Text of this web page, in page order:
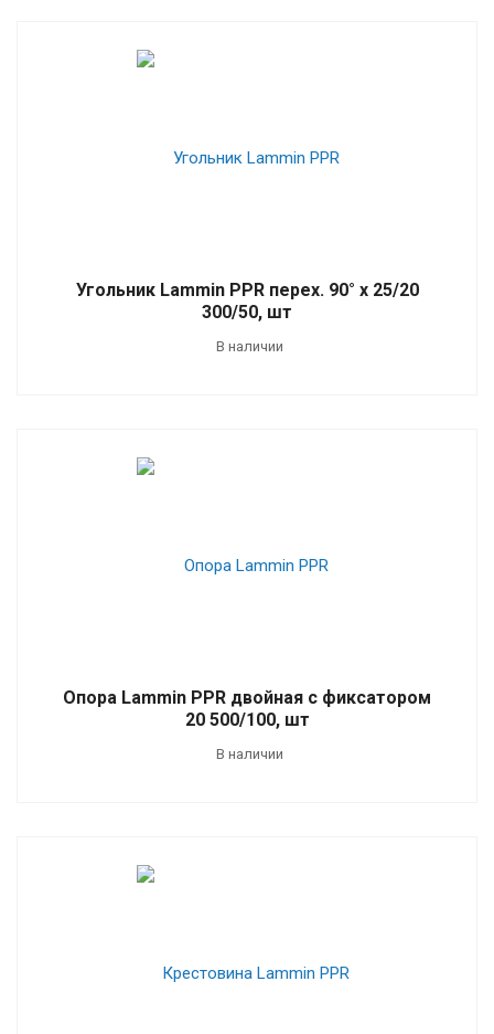
Угольник Lammin PPR перех. 90° х 25/20
300/50, шт
В наличии
Опора Lammin PPR двойная с фиксатором
20 500/100, шт
В наличии